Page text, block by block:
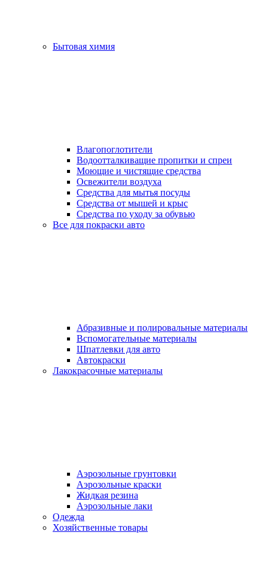
Бытовая химия
Влагопоглотители
Водоотталкиващие пропитки и спреи
Моющие и чистящие средства
Освежители воздуха
Средства для мытья посуды
Средства от мышей и крыс
Средства по уходу за обувью
Все для покраски авто
Абразивные и полировальные материалы
Вспомогательные материалы
Шпатлевки для авто
Автокраски
Лакокрасочные материалы
Аэрозольные грунтовки
Аэрозольные краски
Жидкая резина
Аэрозольные лаки
Одежда
Хозяйственные товары